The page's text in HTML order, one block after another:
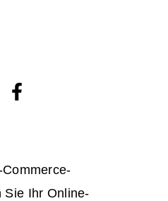
Sie Ihr Online-